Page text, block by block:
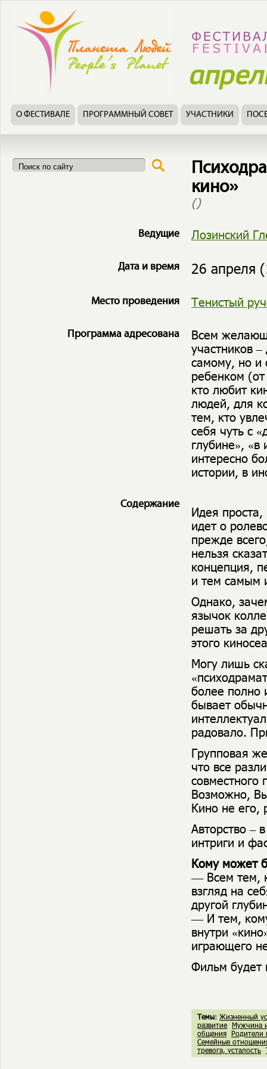
О ФЕСТИВАЛЕ ПРОГРАММНЫЙ СОВЕТ УЧАСТНИКИ
кино»
()
Ведущие Лозинский
Дата и время 26 апреля
Место проведения Тенистый
Программа адресована
Всем
участников
самому, но и
ребенком
кто любит
людей, для
тем, кто
себя чуть с
глубине»,
интересно
истории, в
Содержание
Идея
идет о
прежде
нельзя
концепция,
и тем самым
Однако,
язычок
решать за
этого
Могу лишь
более полно
бывает
радовало.
Групповая
что все
совместного
Возможно,
Кино не его,
Авторство –
интриги и
Кому может
— Всем тем,
взгляд на
другой
— И тем,
внутри
играющего
Фильм
Темы: Жизненный
развитие Мужчина
общения Родители
Семейные
тревога, усталость